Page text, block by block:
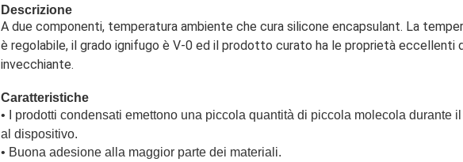
Descrizione
A due componenti, temperatura ambiente che cura silicone encapsulant. La
è regolabile, il grado ignifugo è V-0 ed il prodotto curato ha le proprietà eccellenti
invecchiante.
Caratteristiche
•
I prodotti condensati emettono una piccola quantità di piccola molecola durante
al dispositivo.
• Buona adesione alla maggior parte dei materiali.